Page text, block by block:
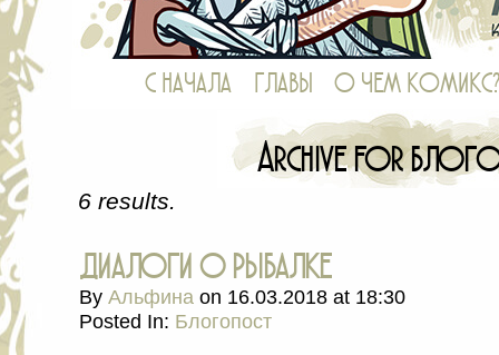
С НАЧАЛА ГЛАВЫ О ЧЕМ
Archive for
6 results.
диалоги о рыбалке
By Альфина on 16.03.2018 at 18:30
Posted In: Блогопост